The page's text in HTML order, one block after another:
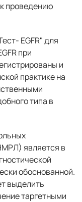
проведению
EGFR" для
при
и
практике на
типа в
является в
обоснованной.
выделить
таргетными